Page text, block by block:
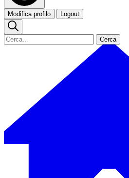
Modifica profilo Logout
Cerca